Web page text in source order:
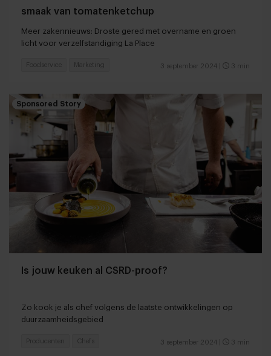
smaak van tomatenketchup
Meer zakennieuws: Droste gered met overname en groen
licht voor verzelfstandiging La Place
3 september 2024 3 min
Foodservice Marketing
Sponsored Story
Is jouw keuken al CSRD-proof?
Zo kook je als chef volgens de laatste ontwikkelingen op
duurzaamheidsgebied
3 september 2024 3 min
Producenten Chefs